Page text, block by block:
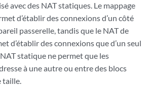
avec des NAT statiques. Le mappage
d’établir des connexions d’un côté
passerelle, tandis que le NAT de
d’établir des connexions que d’un seul
statique ne permet que les
à une autre ou entre des blocs
taille.